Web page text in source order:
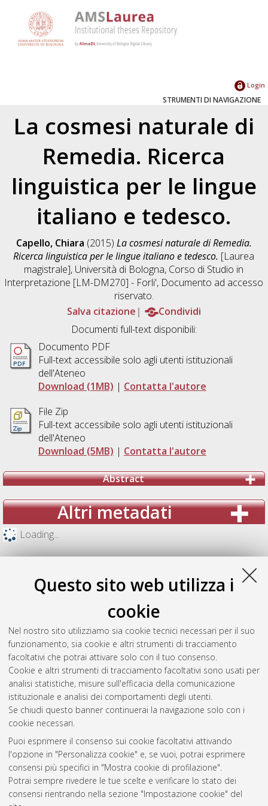
Questo sito web utilizza i
cookie
Nel nostro sito utilizziamo sia cookie tecnici necessari per il suo
funzionamento, sia cookie e altri strumenti di tracciamento
facoltativi che potrai attivare solo con il tuo consenso.
Cookie e altri strumenti di tracciamento facoltativi sono usati per
analisi statistiche, misure sull'efficacia della comunicazione
istituzionale e analisi dei comportamenti degli utenti.
Se chiudi questo banner continuerai la navigazione solo con i
cookie necessari.
Puoi esprimere il consenso sui cookie facoltativi attivando
l'opzione in "Personalizza cookie" e, se vuoi, potrai esprimere
consensi più specifici in "Mostra cookie di profilazione".
Potrai sempre rivedere le tue scelte e verificare lo stato dei
consensi rientrando nella sezione "Impostazione cookie" del
Login
STRUMENTI DI NAVIGAZIONE
La cosmesi naturale di
Remedia. Ricerca
linguistica per le lingue
italiano e tedesco.
Capello, Chiara (2015) La cosmesi naturale di Remedia.
Ricerca linguistica per le lingue italiano e tedesco. [Laurea
magistrale], Università di Bologna, Corso di Studio in
Interpretazione [LM-DM270] - Forli', Documento ad accesso
riservato.
Salva citazione
Condividi
Documenti full-text disponibili:
Documento PDF
Full-text accessibile solo agli utenti istituzionali
dell'Ateneo
Download (1MB) | Contatta l'autore
File Zip
Full-text accessibile solo agli utenti istituzionali
dell'Ateneo
Download (5MB) | Contatta l'autore
Abstract
Altri metadati
Loading...
Gestione del documento:
Atom
Rss 1.0
Rss 2.0